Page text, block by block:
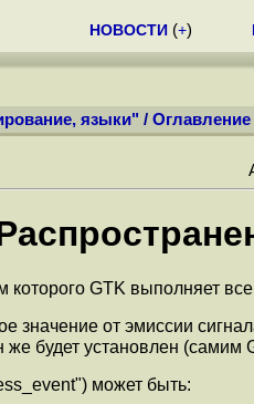
НОВОСТИ (+)
языки" / Оглавление
GTK выполняет
значение от эмиссии
же будет установлен
может быть: